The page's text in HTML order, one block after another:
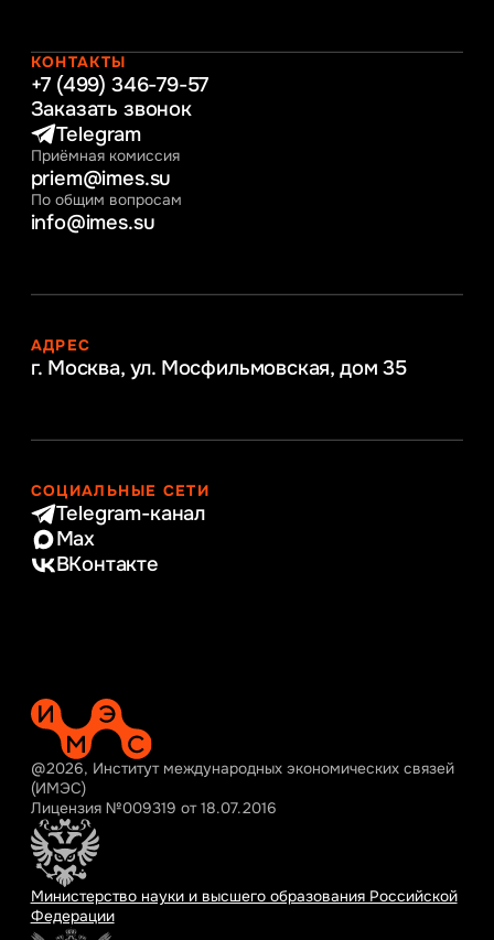
Интернет-маркетинг
КОНТАКТЫ
+7 (499) 346-79-57
Заказать звонок
Telegram
Приёмная комиссия
priem@imes.su
По общим вопросам
info@imes.su
АДРЕС
г. Москва, ул. Мосфильмовская, дом 35
СОЦИАЛЬНЫЕ СЕТИ
Telegram-канал
Max
ВКонтакте
@2026, Институт международных экономических связей
(ИМЭС)
Лицензия №009319 от 18.07.2016
Министерство науки и высшего образования Российской
Федерации